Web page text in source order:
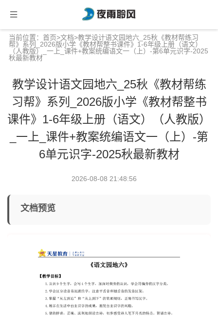
当前位置： 首页>文档>教学设计语文园地六_25秋《教材帮练习
帮》系列_2026版小学《教材帮整书课件》1-6年级上册（语文）
（人教版）_一上_课件+教案统编语文一（上）-第6单元识字-2025
秋最新教材
教学设计语文园地六_25秋《教材帮练
习帮》系列_2026版小学《教材帮整书
课件》1-6年级上册（语文）（人教版）
_一上_课件+教案统编语文一（上）-第
6单元识字-2025秋最新教材
2026-08-08 21:48:56
文档预览